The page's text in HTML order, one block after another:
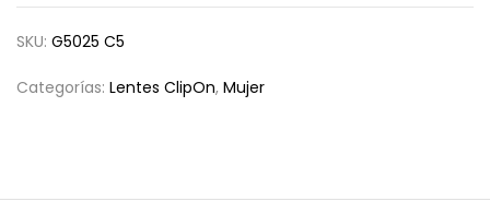
SKU: G5025 C5
Categorías: Lentes ClipOn, Mujer